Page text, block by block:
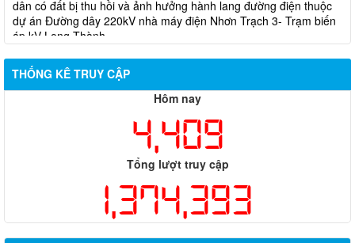
dự án Đường dây 220kV nhà máy điện Nhơn Trạch 3- Trạm biến
áp kV Long Thành
Biên bản về việc niêm yết phương án bồi thường, hỗ trợ, tái
định cư của các hộ dân có đất bị thu hồi thuộc dự án nâng cấp
đường 25B cũ đoạn từ Trung tâm huyện Nhơn Trạch ra Quốc lộ
51, huyện Long Thành và huyện Nhơn Trạch
THỐNG KÊ TRUY CẬP
Hôm nay
4,409
Tổng lượt truy cập
1,374,393